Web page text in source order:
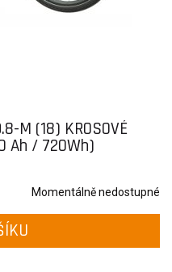
M (18) KROSOVÉ
Ah / 720Wh)
Momentálně nedostupné